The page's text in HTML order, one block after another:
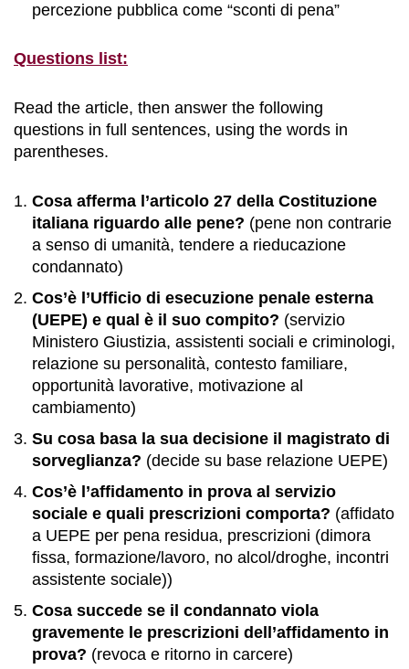
percezione pubblica come “sconti di pena”
Questions list:
Read the article, then answer the following
questions in full sentences, using the words in
parentheses.
Cosa afferma l’articolo 27 della Costituzione
italiana riguardo alle pene? (pene non contrarie
a senso di umanità, tendere a rieducazione
condannato)
Cos’è l’Ufficio di esecuzione penale esterna
(UEPE) e qual è il suo compito? (servizio
Ministero Giustizia, assistenti sociali e criminologi,
relazione su personalità, contesto familiare,
opportunità lavorative, motivazione al
cambiamento)
Su cosa basa la sua decisione il magistrato di
sorveglianza? (decide su base relazione UEPE)
Cos’è l’affidamento in prova al servizio
sociale e quali prescrizioni comporta? (affidato
a UEPE per pena residua, prescrizioni (dimora
fissa, formazione/lavoro, no alcol/droghe, incontri
assistente sociale))
Cosa succede se il condannato viola
gravemente le prescrizioni dell’affidamento in
prova? (revoca e ritorno in carcere)